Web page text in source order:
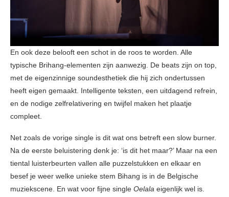
En ook deze belooft een schot in de roos te worden. Alle
typische Brihang-elementen zijn aanwezig. De beats zijn on top,
met de eigenzinnige soundesthetiek die hij zich ondertussen
heeft eigen gemaakt. Intelligente teksten, een uitdagend refrein,
en de nodige zelfrelativering en twijfel maken het plaatje
compleet.
Net zoals de vorige single is dit wat ons betreft een slow burner.
Na de eerste beluistering denk je: ‘is dit het maar?’ Maar na een
tiental luisterbeurten vallen alle puzzelstukken en elkaar en
besef je weer welke unieke stem Bihang is in de Belgische
muziekscene. En wat voor fijne single Oelala eigenlijk wel is.